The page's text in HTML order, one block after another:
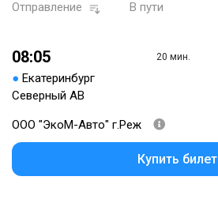
Отправление В пути
08:05
● Екатеринбург
Северный АВ
20 мин.
ООО "ЭкоМ-Авто" г.Реж
Купить билет